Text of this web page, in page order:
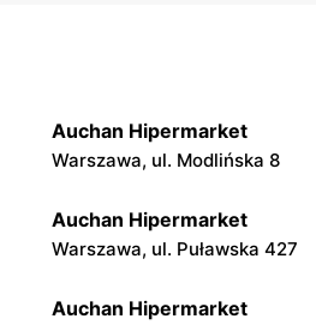
Auchan Hipermarket
Warszawa, ul. Modlińska 8
Auchan Hipermarket
Warszawa, ul. Puławska 427
Auchan Hipermarket